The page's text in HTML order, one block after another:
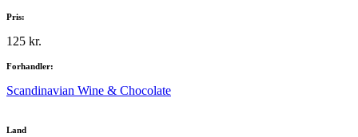
Pris:
125 kr.
Forhandler:
Scandinavian Wine & Chocolate
Land